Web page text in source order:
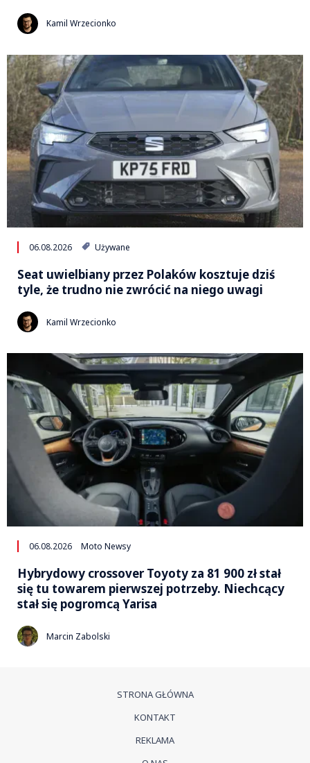
Kamil Wrzecionko
06.08.2026 Używane
Seat uwielbiany przez Polaków kosztuje dziś
tyle, że trudno nie zwrócić na niego uwagi
Kamil Wrzecionko
06.08.2026 Moto Newsy
Hybrydowy crossover Toyoty za 81 900 zł stał
się tu towarem pierwszej potrzeby. Niechcący
stał się pogromcą Yarisa
Marcin Zabolski
STRONA GŁÓWNA
KONTAKT
REKLAMA